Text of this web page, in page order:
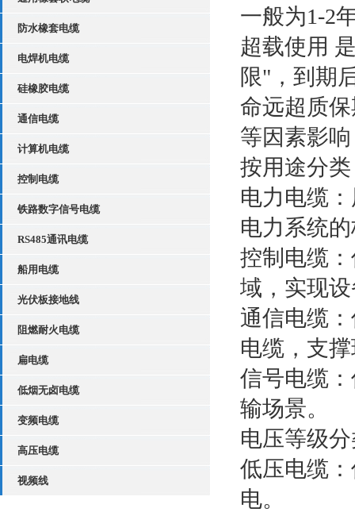
防水橡套电缆
电焊机电缆
硅橡胶电缆
通信电缆
计算机电缆
控制电缆
铁路数字信号电缆
RS485通讯电缆
船用电缆
光伏板接地线
阻燃耐火电缆
扁电缆
低烟无卤电缆
变频电缆
高压电缆
视频线
一般为1-2
超载使用
限"，到期
命远超质
等因素影
按用途分
电力电缆
电力系统
控制电缆
域，实现
通信电缆
电缆，支
信号电缆
输场景。
电压等级
低压电缆
电。